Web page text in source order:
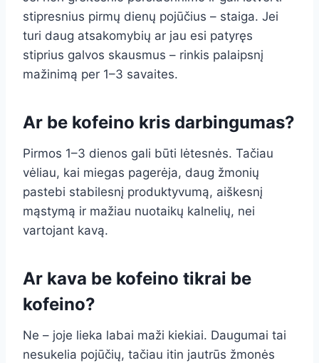
stipresnius pirmų dienų pojūčius – staiga. Jei
turi daug atsakomybių ar jau esi patyręs
stiprius galvos skausmus – rinkis palaipsnį
mažinimą per 1–3 savaites.
Ar be kofeino kris darbingumas?
Pirmos 1–3 dienos gali būti lėtesnės. Tačiau
vėliau, kai miegas pagerėja, daug žmonių
pastebi stabilesnį produktyvumą, aiškesnį
mąstymą ir mažiau nuotaikų kalnelių, nei
vartojant kavą.
Ar kava be kofeino tikrai be
kofeino?
Ne – joje lieka labai maži kiekiai. Daugumai tai
nesukelia pojūčių, tačiau itin jautrūs žmonės